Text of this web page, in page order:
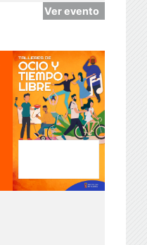
Ver evento